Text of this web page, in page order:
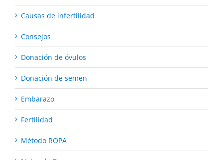
Causas de infertilidad
Consejos
Donación de óvulos
Donación de semen
Embarazo
Fertilidad
Método ROPA